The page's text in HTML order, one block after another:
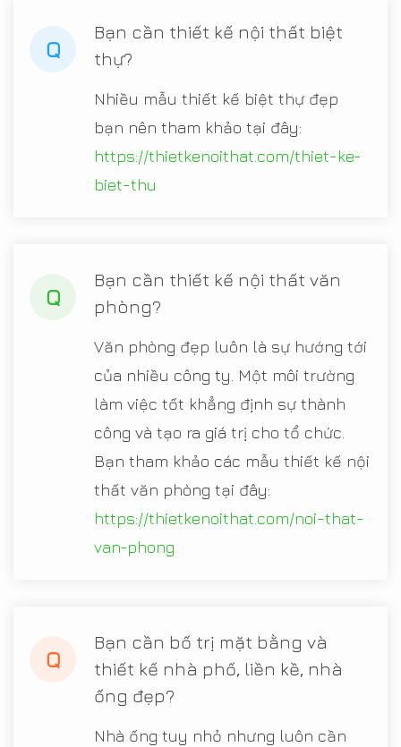
Q
Bạn cần thiết kế nội thất biệt
thự?
Nhiều mẫu thiết kế biệt thự đẹp
bạn nên tham khảo tại đây:
https://thietkenoithat.com/thiet-ke-
biet-thu
Q
Bạn cần thiết kế nội thất văn
phòng?
Văn phòng đẹp luôn là sự hướng tới
của nhiều công ty. Một môi trường
làm việc tốt khẳng định sự thành
công và tạo ra giá trị cho tổ chức.
Bạn tham khảo các mẫu thiết kế nội
thất văn phòng tại đây:
https://thietkenoithat.com/noi-that-
van-phong
Q
Bạn cần bố trị mặt bằng và
thiết kế nhà phố, liền kề, nhà
ống đẹp?
Nhà ống tuy nhỏ nhưng luôn cần